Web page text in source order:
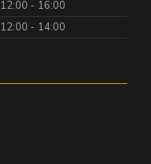
12:00 - 16:00
12:00 - 14:00